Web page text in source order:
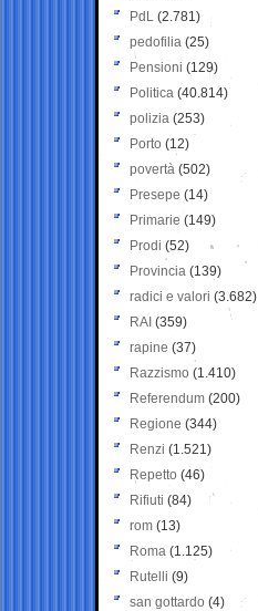
PdL (2.781)
pedofilia (25)
Pensioni (129)
Politica (40.814)
polizia (253)
Porto (12)
povertà (502)
Presepe (14)
Primarie (149)
Prodi (52)
Provincia (139)
radici e valori (3.682)
RAI (359)
rapine (37)
Razzismo (1.410)
Referendum (200)
Regione (344)
Renzi (1.521)
Repetto (46)
Rifiuti (84)
rom (13)
Roma (1.125)
Rutelli (9)
san gottardo (4)